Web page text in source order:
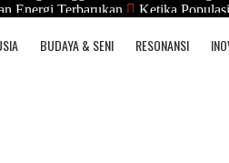
Energi Terbarukan
Ketika
BUDAYA & SENI RESONANSI